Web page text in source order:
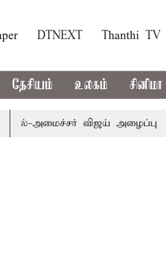
DTNEXT Thanthi TV
தேசியம் உலகம் சினிமா
விஜய் அழைப்பு